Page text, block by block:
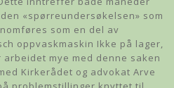
«spørreundersøkelsen» som
som en del av
oppvaskmaskin Ikke på lager,
mye med denne saken
Kirkerådet og advokat Arve